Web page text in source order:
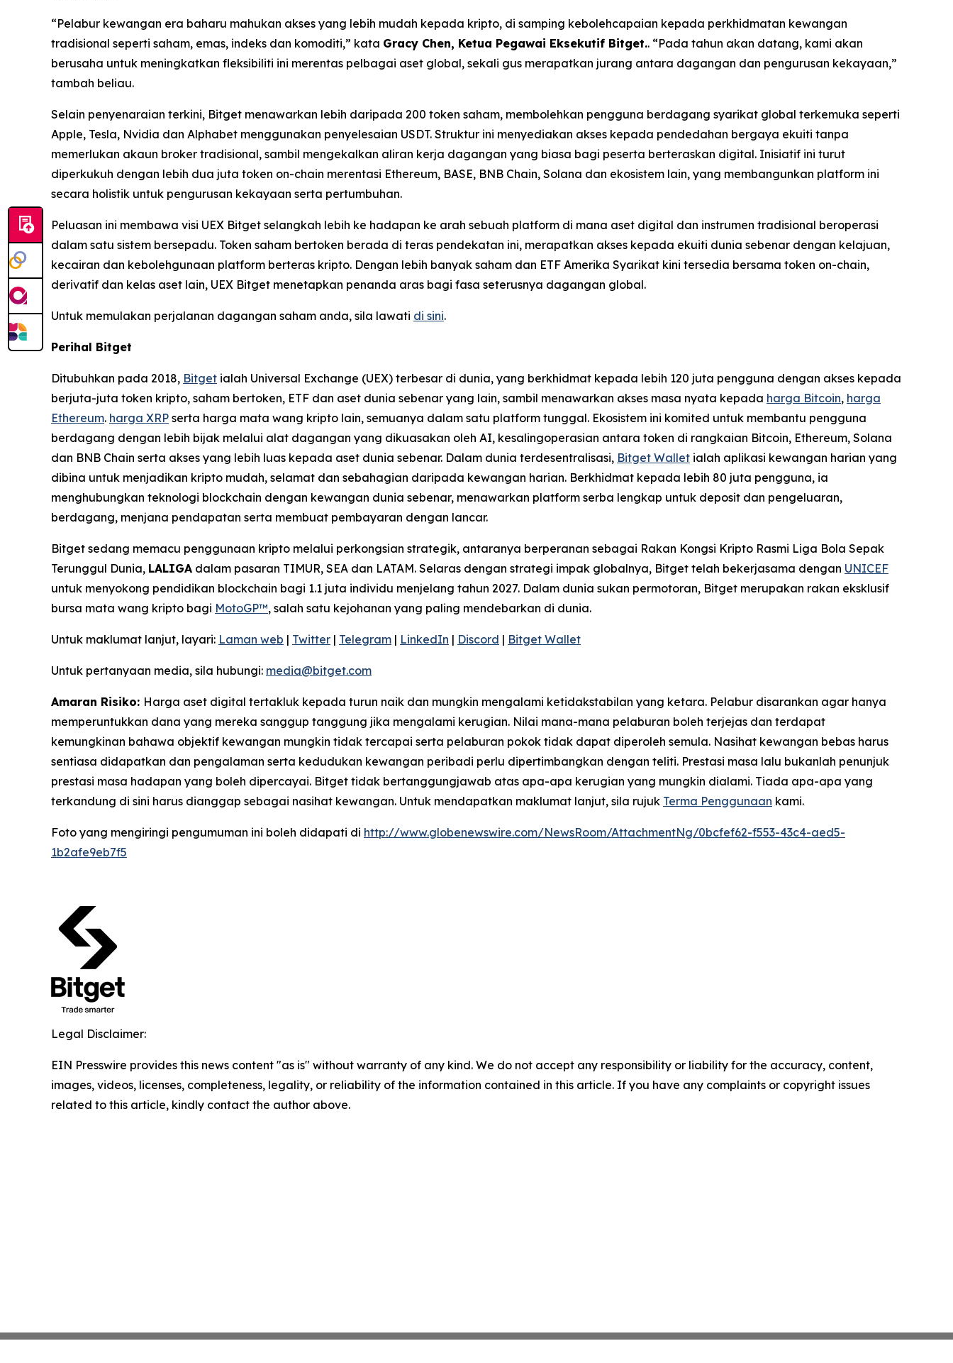
“Pelabur kewangan era baharu mahukan akses yang lebih mudah kepada kripto, di samping kebolehcapaian kepada perkhidmatan kewangan
tradisional seperti saham, emas, indeks dan komoditi,” kata Gracy Chen, Ketua Pegawai Eksekutif Bitget.. “Pada tahun akan datang, kami akan
berusaha untuk meningkatkan fleksibiliti ini merentas pelbagai aset global, sekali gus merapatkan jurang antara dagangan dan pengurusan kekayaan,”
tambah beliau.
Selain penyenaraian terkini, Bitget menawarkan lebih daripada 200 token saham, membolehkan pengguna berdagang syarikat global terkemuka seperti
Apple, Tesla, Nvidia dan Alphabet menggunakan penyelesaian USDT. Struktur ini menyediakan akses kepada pendedahan bergaya ekuiti tanpa
memerlukan akaun broker tradisional, sambil mengekalkan aliran kerja dagangan yang biasa bagi peserta berteraskan digital. Inisiatif ini turut
diperkukuh dengan lebih dua juta token on-chain merentasi Ethereum, BASE, BNB Chain, Solana dan ekosistem lain, yang membangunkan platform ini
secara holistik untuk pengurusan kekayaan serta pertumbuhan.
Peluasan ini membawa visi UEX Bitget selangkah lebih ke hadapan ke arah sebuah platform di mana aset digital dan instrumen tradisional beroperasi
dalam satu sistem bersepadu. Token saham bertoken berada di teras pendekatan ini, merapatkan akses kepada ekuiti dunia sebenar dengan kelajuan,
kecairan dan kebolehgunaan platform berteras kripto. Dengan lebih banyak saham dan ETF Amerika Syarikat kini tersedia bersama token on-chain,
derivatif dan kelas aset lain, UEX Bitget menetapkan penanda aras bagi fasa seterusnya dagangan global.
Untuk memulakan perjalanan dagangan saham anda, sila lawati di sini.
Perihal Bitget
Ditubuhkan pada 2018, Bitget ialah Universal Exchange (UEX) terbesar di dunia, yang berkhidmat kepada lebih 120 juta pengguna dengan akses kepada
berjuta-juta token kripto, saham bertoken, ETF dan aset dunia sebenar yang lain, sambil menawarkan akses masa nyata kepada harga Bitcoin, harga
Ethereum. harga XRP serta harga mata wang kripto lain, semuanya dalam satu platform tunggal. Ekosistem ini komited untuk membantu pengguna
berdagang dengan lebih bijak melalui alat dagangan yang dikuasakan oleh AI, kesalingoperasian antara token di rangkaian Bitcoin, Ethereum, Solana
dan BNB Chain serta akses yang lebih luas kepada aset dunia sebenar. Dalam dunia terdesentralisasi, Bitget Wallet ialah aplikasi kewangan harian yang
dibina untuk menjadikan kripto mudah, selamat dan sebahagian daripada kewangan harian. Berkhidmat kepada lebih 80 juta pengguna, ia
menghubungkan teknologi blockchain dengan kewangan dunia sebenar, menawarkan platform serba lengkap untuk deposit dan pengeluaran,
berdagang, menjana pendapatan serta membuat pembayaran dengan lancar.
Bitget sedang memacu penggunaan kripto melalui perkongsian strategik, antaranya berperanan sebagai Rakan Kongsi Kripto Rasmi Liga Bola Sepak
Terunggul Dunia, LALIGA dalam pasaran TIMUR, SEA dan LATAM. Selaras dengan strategi impak globalnya, Bitget telah bekerjasama dengan UNICEF
untuk menyokong pendidikan blockchain bagi 1.1 juta individu menjelang tahun 2027. Dalam dunia sukan permotoran, Bitget merupakan rakan eksklusif
bursa mata wang kripto bagi MotoGP™, salah satu kejohanan yang paling mendebarkan di dunia.
Untuk maklumat lanjut, layari: Laman web | Twitter | Telegram | LinkedIn | Discord | Bitget Wallet
Untuk pertanyaan media, sila hubungi: media@bitget.com
Amaran Risiko: Harga aset digital tertakluk kepada turun naik dan mungkin mengalami ketidakstabilan yang ketara. Pelabur disarankan agar hanya
memperuntukkan dana yang mereka sanggup tanggung jika mengalami kerugian. Nilai mana-mana pelaburan boleh terjejas dan terdapat
kemungkinan bahawa objektif kewangan mungkin tidak tercapai serta pelaburan pokok tidak dapat diperoleh semula. Nasihat kewangan bebas harus
sentiasa didapatkan dan pengalaman serta kedudukan kewangan peribadi perlu dipertimbangkan dengan teliti. Prestasi masa lalu bukanlah penunjuk
prestasi masa hadapan yang boleh dipercayai. Bitget tidak bertanggungjawab atas apa-apa kerugian yang mungkin dialami. Tiada apa-apa yang
terkandung di sini harus dianggap sebagai nasihat kewangan. Untuk mendapatkan maklumat lanjut, sila rujuk Terma Penggunaan kami.
Foto yang mengiringi pengumuman ini boleh didapati di http://www.globenewswire.com/NewsRoom/AttachmentNg/0bcfef62-f553-43c4-aed5-
1b2afe9eb7f5
Legal Disclaimer:
EIN Presswire provides this news content "as is" without warranty of any kind. We do not accept any responsibility or liability for the accuracy, content,
images, videos, licenses, completeness, legality, or reliability of the information contained in this article. If you have any complaints or copyright issues
related to this article, kindly contact the author above.